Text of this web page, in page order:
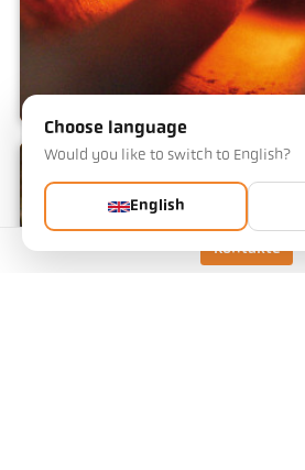
Kontakte
Induktion
Choose language
Would you like to switch to English?
English